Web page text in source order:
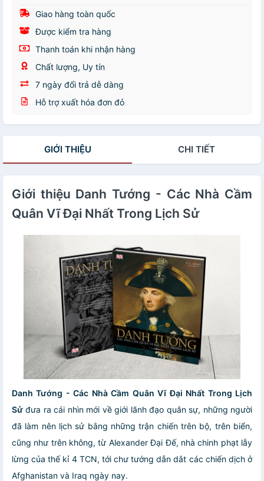
Giao hàng toàn quốc
Được kiểm tra hàng
Thanh toán khi nhận hàng
Chất lượng, Uy tín
7 ngày đổi trả dễ dàng
Hỗ trợ xuất hóa đơn đỏ
GIỚI THIỆU CHI TIẾT
Giới thiệu Danh Tướng - Các Nhà Cầm
Quân Vĩ Đại Nhất Trong Lịch Sử
Danh Tướng - Các Nhà Cầm Quân Vĩ Đại Nhất Trong Lịch
Sử đưa ra cái nhìn mới về giới lãnh đạo quân sự, những người
đã làm nên lịch sử bằng những trận chiến trên bộ, trên biển,
cũng như trên không, từ Alexander Đại Đế, nhà chinh phạt lẫy
lừng của thế kỉ 4 TCN, tới chư tướng dẫn dắt các chiến dịch ở
Afghanistan và Iraq ngày nay.